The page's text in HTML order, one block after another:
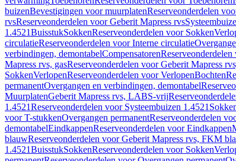
buizenBevestigingen voor muurplatenReserveonderdelen
rvsReserveonderdelen voor Geberit Mapress rvs
1.4521BuisstukSokkenReserveonderdelen voor Sokken
circulatieReserveonderdelen voor Interne circulatie
verbindingen, demontabelCompensatoren
Mapress rvs, gasReserveonderdelen voor Geberit Mapress
SokkenVerlopenReserveonderdelen voor VerlopenBochten
permanentOvergangen en verbindingen, demontabel
MuurplatenGeberit Mapress rvs, LABS-vrij
1.4521Reserveonderdelen voor Systeembuizen 1.4521
voor T-stukkenOvergangen permanentReserveonderdelen
demontabelEindkappenReserveonderdelen voor Eindkappen
blauwReserveonderdelen voor Geberit Mapress rvs, FKM
1.4521BuisstukSokkenReserveonderdelen voor Sokken